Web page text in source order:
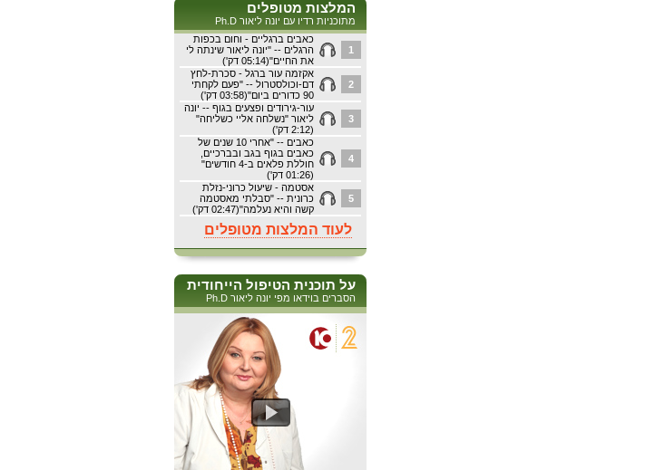
המלצות מטופלים
מתוכניות רדיו עם יונה ליאור Ph.D
כאבים ברגליים - וחום בכפות
הרגלים -- "יונה ליאור שינתה לי
את החיים"(05:14 דק')
1
אקזמה עור ברגל - סכרת-לחץ
דם-וכולסטרול -- "פעם לקחתי
90 כדורים ביום"(03:58 דק')
2
עור-גירודים ופצעים בגוף -- יונה
ליאור "נשלחה אליי כשליחה"
(2:12 דק')
3
כאבים -- "אחרי 10 שנים של
כאבים בגוף בגב ובברכיים,
חוללת פלאים ב-4 חודשים"
(01:26 דק')
4
אסטמה - שיעול כרוני-נזלת
כרונית -- "סבלתי מאסטמה
קשה והיא נעלמה"(02:47 דק')
5
לעוד המלצות מטופלים
על תוכנית הטיפול הייחודית
הסברים בוידאו מפי יונה ליאור Ph.D